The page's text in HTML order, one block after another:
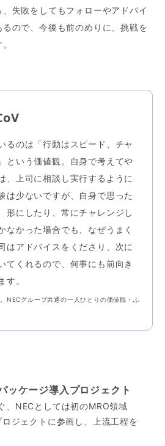
失敗をしてもフォローやアドバイ
ので、今後も前のめりに、挑戦を
るのは「行動はスピード、チャ
という価値観。自身で考えてや
、上司に相談し実行するように
は少ないですが、自身で思った
形にしたり、常にチャレンジし
なかった場合でも、なぜうまく
はアドバイスをくださり、次に
てくれるので、何事にも前向き
す。
グループ共通の一人ひとりの価値観・ふ
ッケージ導入プロジェクト
、NECとしては初のMRO領域
ジェクトに参画し、上流工程を